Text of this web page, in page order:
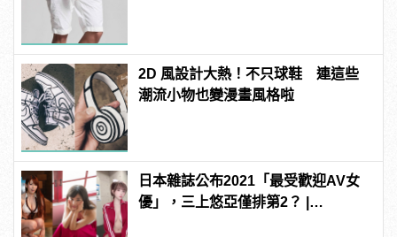
2D 風設計大熱！不只球鞋 連這些
潮流小物也變漫畫風格啦
日本雜誌公布2021「最受歡迎AV女
優」，三上悠亞僅排第2？ |